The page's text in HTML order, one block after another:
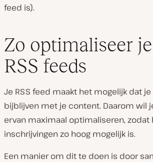
feed is).
Zo optimaliseer
RSS feeds
Je RSS feed maakt het mogelijk dat
bijblijven met je content. Daarom wil
ervan maximaal optimaliseren, zodat
inschrijvingen zo hoog mogelijk is.
Een manier om dit te doen is door